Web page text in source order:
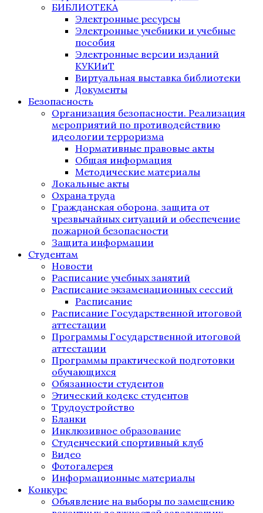
БИБЛИОТЕКА
Электронные ресурсы
Электронные учебники и учебные
пособия
Электронные версии изданий
КУКИиТ
Виртуальная выставка библиотеки
Документы
Безопасность
Организация безопасности. Реализация
мероприятий по противодействию
идеологии терроризма
Нормативные правовые акты
Общая информация
Методические материалы
Локальные акты
Охрана труда
Гражданская оборона, защита от
чрезвычайных ситуаций и обеспечение
пожарной безопасности
Защита информации
Студентам
Новости
Расписание учебных занятий
Расписание экзаменационных сессий
Расписание
Расписание Государственной итоговой
аттестации
Программы Государственной итоговой
аттестации
Программы практической подготовки
обучающихся
Обязанности студентов
Этический кодекс студентов
Трудоустройство
Бланки
Инклюзивное образование
Студенческий спортивный клуб
Видео
Фотогалерея
Информационные материалы
Конкурс
Объявление на выборы по замещению